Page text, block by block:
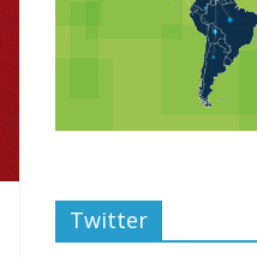
Twitter